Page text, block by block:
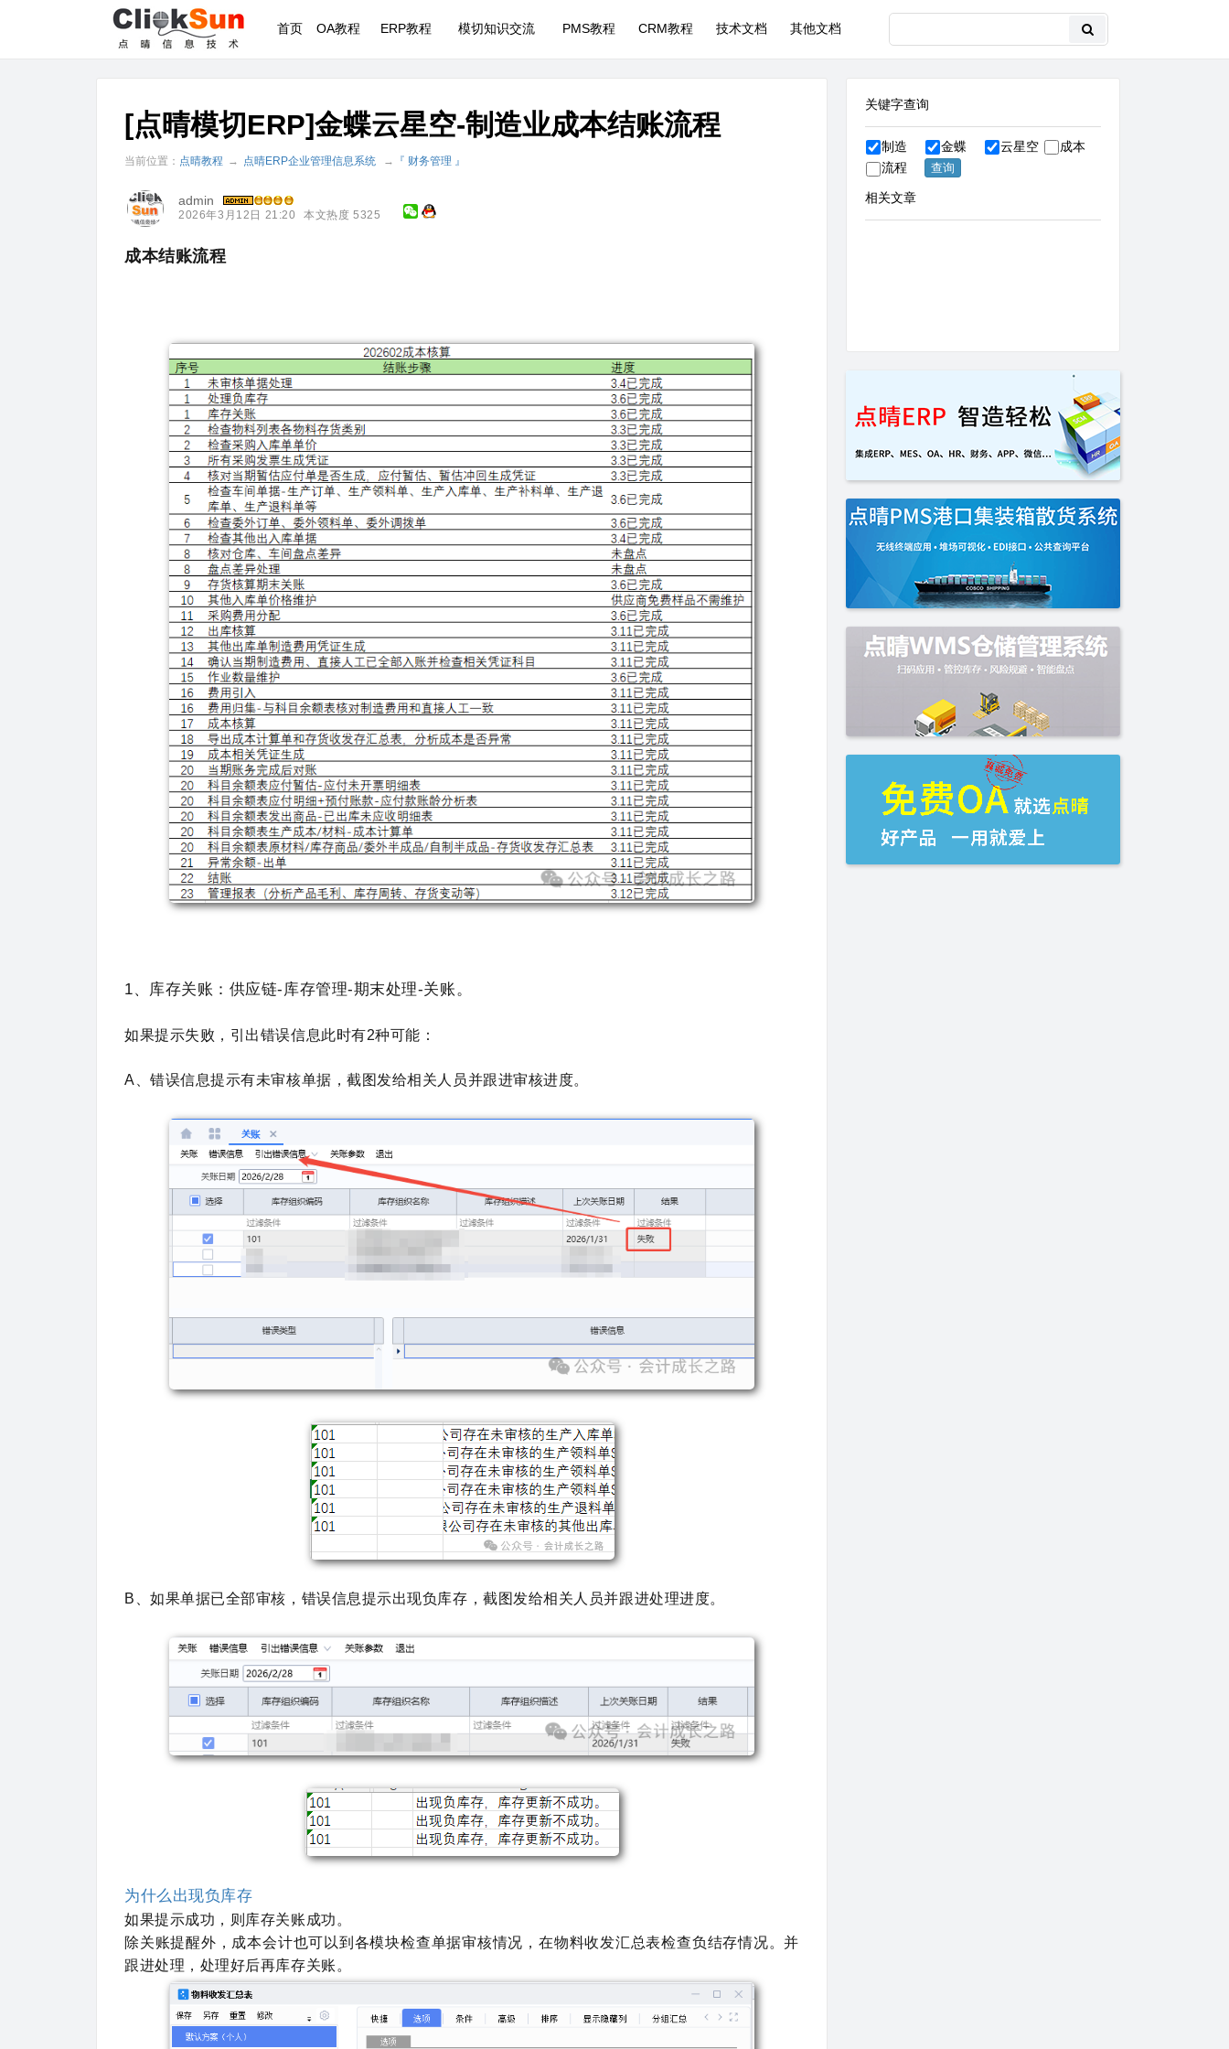
首页 OA教程 ERP教程 模切知识交流 PMS教程 CRM教程 技术文档 其他文档
[点晴模切ERP]金蝶云星空-制造业成本结账流程
当前位置： 点晴教程 → 点晴ERP企业管理信息系统 → 『 财务管理 』
admin
2026年3月12日 21:20 本文热度 5325
成本结账流程
1、库存关账：供应链-库存管理-期末处理-关账。
如果提示失败，引出错误信息此时有2种可能：
A、错误信息提示有未审核单据，截图发给相关人员并跟进审核进度。
B、如果单据已全部审核， 错误信息提示出现负库存，截图发给相关人员并跟进处理进度。
为什么出现负库存
如果提示成功，则库存关账成功。
除关账提醒外，成本会计也可以到各模块检查单据审核情况，在物料收发汇总表检查负结存情况。并
跟进处理，处理好后再库存关账。
关键字查询
制造 金蝶 云星空
成本
流程
相关文章